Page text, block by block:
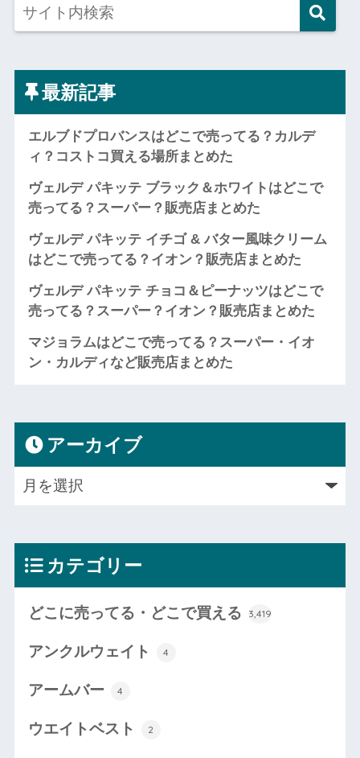
最新記事
エルブドプロバンスはどこで売ってる？カルデ
ィ？コストコ買える場所まとめた
ヴェルデ パキッテ ブラック＆ホワイトはどこで
売ってる？スーパー？販売店まとめた
ヴェルデ パキッテ イチゴ & バター風味クリーム
はどこで売ってる？イオン？販売店まとめた
ヴェルデ パキッテ チョコ＆ピーナッツはどこで
売ってる？スーパー？イオン？販売店まとめた
マジョラムはどこで売ってる？スーパー・イオ
ン・カルディなど販売店まとめた
アーカイブ
カテゴリー
どこに売ってる・どこで買える 3,419
アンクルウェイト 4
アームバー 4
ウエイトベスト 2